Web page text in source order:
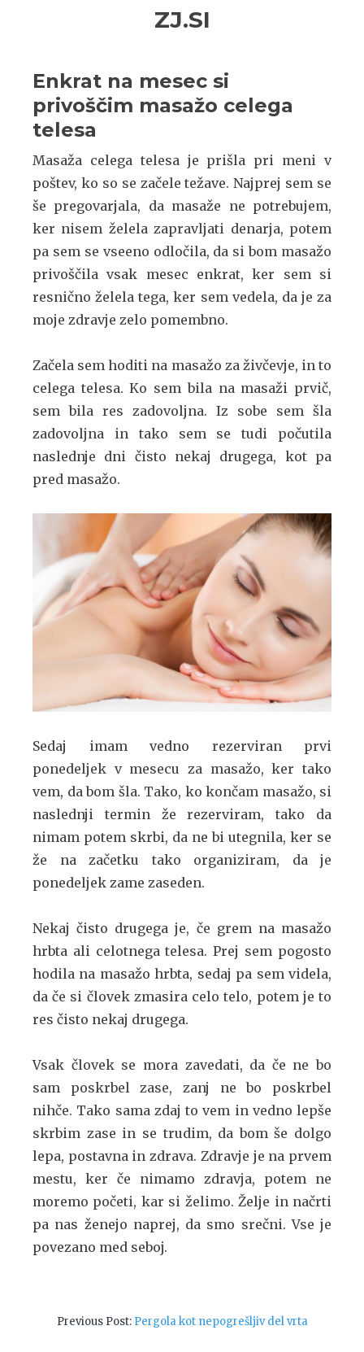
ZJ.SI
Enkrat na mesec si
privoščim masažo celega
telesa
Masaža celega telesa je prišla pri meni v
poštev, ko so se začele težave. Najprej sem se
še pregovarjala, da masaže ne potrebujem,
ker nisem želela zapravljati denarja, potem
pa sem se vseeno odločila, da si bom masažo
privoščila vsak mesec enkrat, ker sem si
resnično želela tega, ker sem vedela, da je za
moje zdravje zelo pomembno.
Začela sem hoditi na masažo za živčevje, in to
celega telesa. Ko sem bila na masaži prvič,
sem bila res zadovoljna. Iz sobe sem šla
zadovoljna in tako sem se tudi počutila
naslednje dni čisto nekaj drugega, kot pa
pred masažo.
Sedaj imam vedno rezerviran prvi
ponedeljek v mesecu za masažo, ker tako
vem, da bom šla. Tako, ko končam masažo, si
naslednji termin že rezerviram, tako da
nimam potem skrbi, da ne bi utegnila, ker se
že na začetku tako organiziram, da je
ponedeljek zame zaseden.
Nekaj čisto drugega je, če grem na masažo
hrbta ali celotnega telesa. Prej sem pogosto
hodila na masažo hrbta, sedaj pa sem videla,
da če si človek zmasira celo telo, potem je to
res čisto nekaj drugega.
Vsak človek se mora zavedati, da če ne bo
sam poskrbel zase, zanj ne bo poskrbel
nihče. Tako sama zdaj to vem in vedno lepše
skrbim zase in se trudim, da bom še dolgo
lepa, postavna in zdrava. Zdravje je na prvem
mestu, ker če nimamo zdravja, potem ne
moremo početi, kar si želimo. Želje in načrti
pa nas ženejo naprej, da smo srečni. Vse je
povezano med seboj.
Navigacija
Previous Post: Previous
Pergola kot nepogrešljiv del vrta